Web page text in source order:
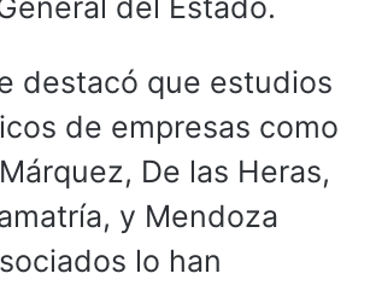
destacó que estudios
de empresas como
De las Heras,
y Mendoza
lo han